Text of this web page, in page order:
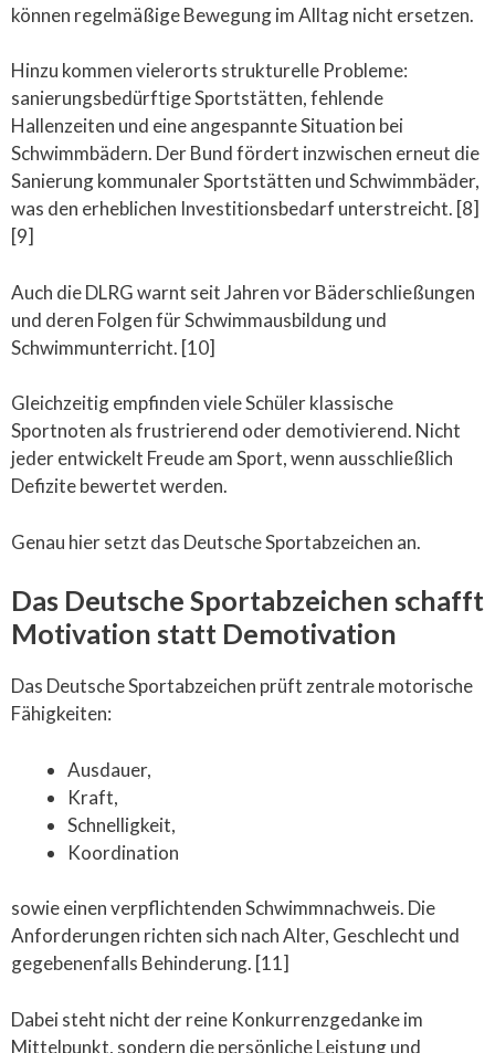
können regelmäßige Bewegung im Alltag nicht ersetzen.
Hinzu kommen vielerorts strukturelle Probleme:
sanierungsbedürftige Sportstätten, fehlende
Hallenzeiten und eine angespannte Situation bei
Schwimmbädern. Der Bund fördert inzwischen erneut die
Sanierung kommunaler Sportstätten und Schwimmbäder,
was den erheblichen Investitionsbedarf unterstreicht. [8]
[9]
Auch die DLRG warnt seit Jahren vor Bäderschließungen
und deren Folgen für Schwimmausbildung und
Schwimmunterricht. [10]
Gleichzeitig empfinden viele Schüler klassische
Sportnoten als frustrierend oder demotivierend. Nicht
jeder entwickelt Freude am Sport, wenn ausschließlich
Defizite bewertet werden.
Genau hier setzt das Deutsche Sportabzeichen an.
Das Deutsche Sportabzeichen schafft
Motivation statt Demotivation
Das Deutsche Sportabzeichen prüft zentrale motorische
Fähigkeiten:
Ausdauer,
Kraft,
Schnelligkeit,
Koordination
sowie einen verpflichtenden Schwimmnachweis. Die
Anforderungen richten sich nach Alter, Geschlecht und
gegebenenfalls Behinderung. [11]
Dabei steht nicht der reine Konkurrenzgedanke im
Mittelpunkt, sondern die persönliche Leistung und